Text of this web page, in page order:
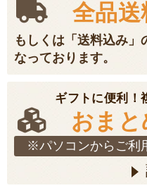
全品送
もしくは「送料込み」
なっております。
ギフトに便利！
おまと
※パソコンからご利